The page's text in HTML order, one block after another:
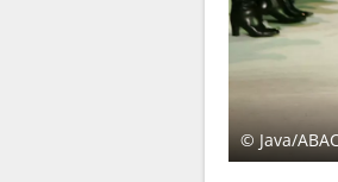
© Java/